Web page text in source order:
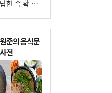
‘무법중년’의 사적응징 액션, 답답한 속 확 뚫어주네
준의 음식문
전